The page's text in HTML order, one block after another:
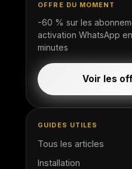
OFFRE DU MOMENT
-60 % sur les
activation WhatsApp
minutes
Voir les
GUIDES UTILES
Tous les articles
Installation